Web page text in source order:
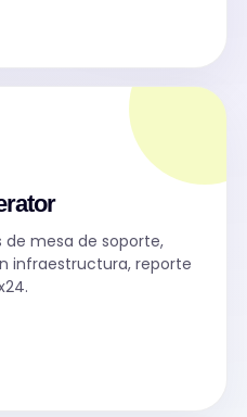
mesa de soporte,
infraestructura, reporte